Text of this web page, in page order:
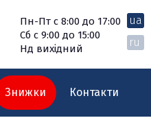
Пн-Пт с 8:00 до 17:00
Сб с 9:00 до 15:00
Нд вихідний
ua
ru
Контакти
Знижки